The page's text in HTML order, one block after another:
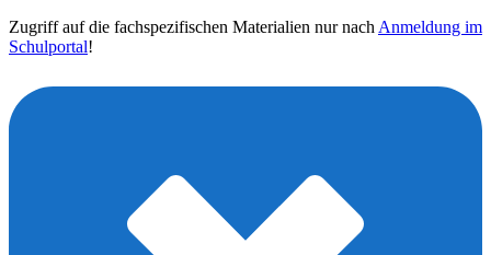
Zugriff auf die fachspezifischen Materialien nur nach Anmeldung im
Schulportal!